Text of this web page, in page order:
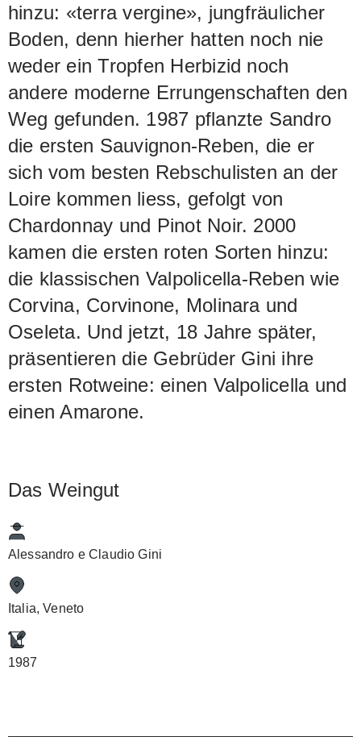
hinzu: «terra vergine», jungfräulicher
Boden, denn hierher hatten noch nie
weder ein Tropfen Herbizid noch
andere moderne Errungenschaften den
Weg gefunden. 1987 pflanzte Sandro
die ersten Sauvignon-Reben, die er
sich vom besten Rebschulisten an der
Loire kommen liess, gefolgt von
Chardonnay und Pinot Noir. 2000
kamen die ersten roten Sorten hinzu:
die klassischen Valpolicella-Reben wie
Corvina, Corvinone, Molinara und
Oseleta. Und jetzt, 18 Jahre später,
präsentieren die Gebrüder Gini ihre
ersten Rotweine: einen Valpolicella und
einen Amarone.
Das Weingut
Alessandro e Claudio Gini
Italia, Veneto
1987